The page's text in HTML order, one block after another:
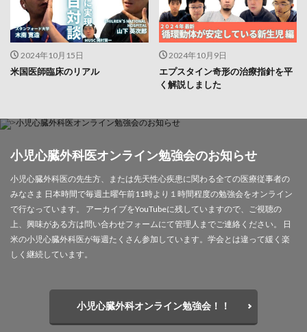
2024年10月15日
米国医師臨床のリアル
2024年10月9日
エプスタイン奇形の治療指針を平
く解説しました
小児心臓外科医オンライン勉強会のお知らせ
小児心臓外科医の先生方、または先天性心疾患に関わる全ての医療従事者の
みなさま 日本時間で毎週土曜午前11時より１時間程度の勉強会をオンライン
で行なっています。 アーカイブをYouTubeに残していますので、ご視聴の
上、興味がある方は問い合わせフォームにて管理人までご連絡ください。 日
米の小児心臓外科医が毎週たくさん参加しています。学会とは違って緩く楽
しく継続しています。
小児心臓外科オンライン勉強会！！